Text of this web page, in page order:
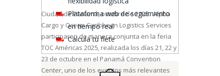
Ciudad de Panamá, octubre de 2025. Alpha
Cargo y Ocean Caribbean Logistics Services
participaron de manera conjunta en la feria
TOC Américas 2025, realizada los días 21, 22 y
23 de octubre en el Panamá Convention
Center, uno de los eventos más relevantes
Plataforma web de seguimiento
en tiempo real
Calcula tu flete